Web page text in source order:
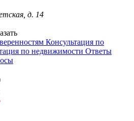
д. 14
Консультация по
по недвижимости Ответы